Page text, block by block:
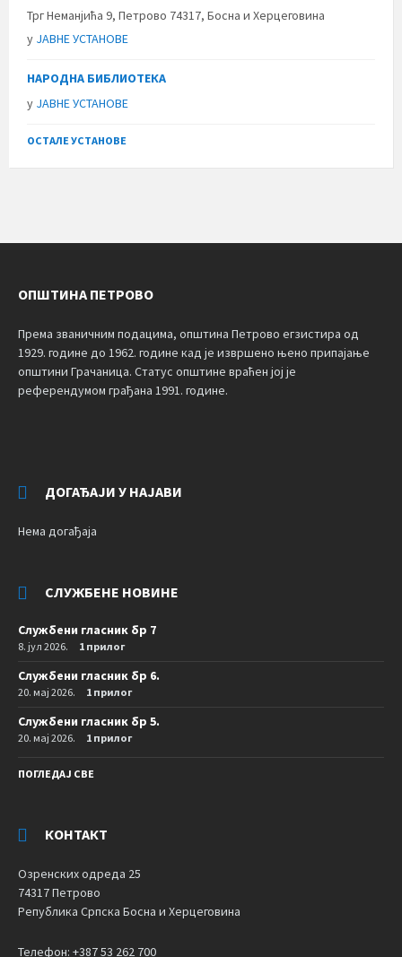
Трг Неманјића 9, Петрово 74317, Босна и Херцеговина
у ЈАВНЕ УСТАНОВЕ
НАРОДНА БИБЛИОТЕКА
у ЈАВНЕ УСТАНОВЕ
ОСТАЛЕ УСТАНОВЕ
ОПШТИНА ПЕТРОВО
Према званичним подацима, општина Петрово егзистира од
1929. године до 1962. године кад је извршено њено припајање
општини Грачаница. Статус општине враћен јој је
референдумом грађана 1991. године.
ДОГАЂАЈИ У НАЈАВИ
Нема догађаја
СЛУЖБЕНЕ НОВИНЕ
Службени гласник бр 7
8. јул 2026. 1 прилог
Службени гласник бр 6.
20. мај 2026. 1 прилог
Службени гласник бр 5.
20. мај 2026. 1 прилог
ПОГЛЕДАЈ СВЕ
КОНТАКТ
Озренских одреда 25
74317 Петрово
Република Српска Босна и Херцеговина
Телефон: +387 53 262 700